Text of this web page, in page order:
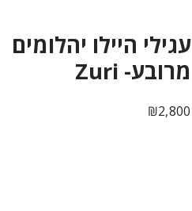
עגילי היילו יהלומים
מרובע- Zuri
₪2,800